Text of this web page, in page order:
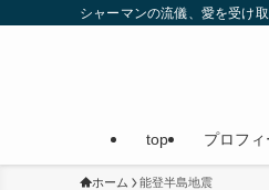
シャーマンの流儀、愛を受け
top プロフィ
ホーム 能登半島地震